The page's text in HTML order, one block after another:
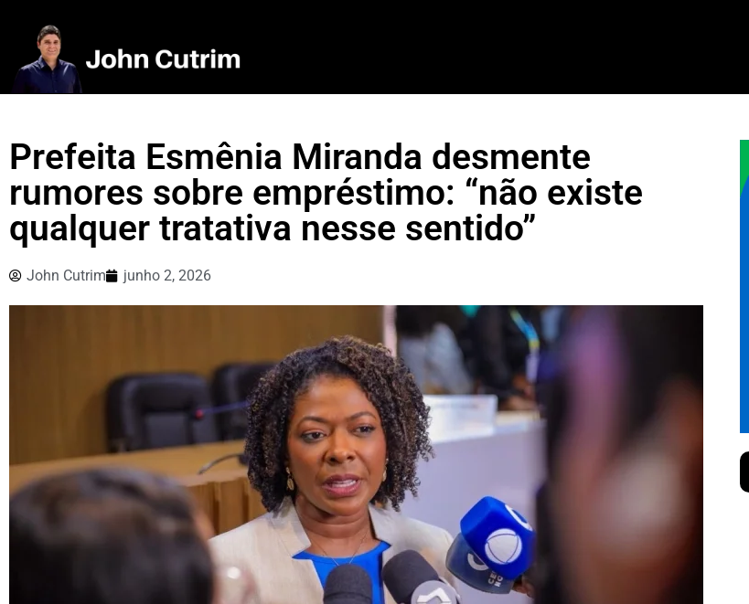
Prefeita Esmênia Miranda desmente
rumores sobre empréstimo: “não existe
qualquer tratativa nesse sentido”
John Cutrim junho 2, 2026